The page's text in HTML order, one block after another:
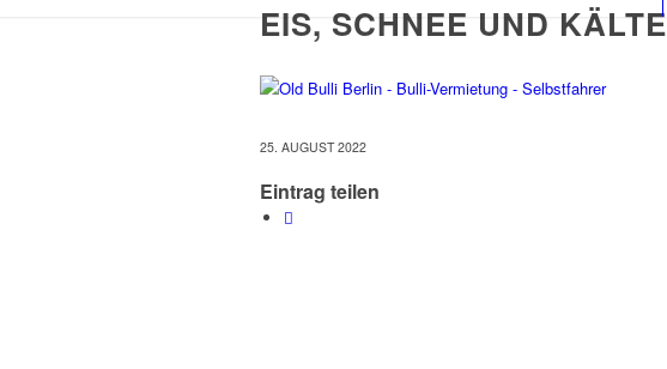
EIS, SCHNEE UND KÄLTE
25. AUGUST 2022
Eintrag teilen